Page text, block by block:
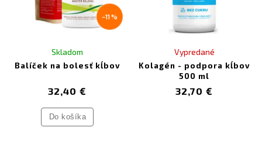
–11 %
Balíček na bolesť kĺbov
Skladom
32,40 €
Do košíka
Kolagén - podpora kĺbov
500 ml
Vypredané
32,70 €